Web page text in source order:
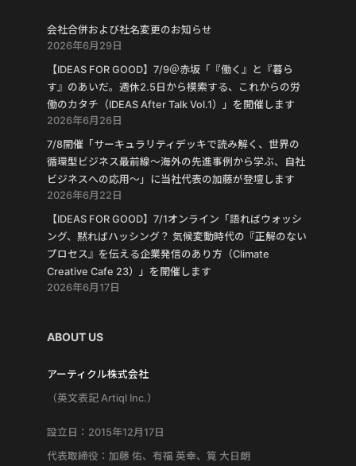
会社合併および社名変更のお知らせ
2026年6月29日
【IDEAS FOR GOOD】7/9＠赤坂「『働く』と『暮ら
す』のあいだ。週休2.5日から模索する、これからの労
働のカタチ（IDEAS After Talk Vol.1）」を開催します
2026年6月26日
7/8開催「サーキュラリティデッキで読み解く、世界の
循環型ビジネス最前線〜海外の先進事例から学ぶ、自社
ビジネスへの応用〜」に当社代表の加藤が登壇します
2026年6月22日
【IDEAS FOR GOOD】7/1オンライン「語ればウォッシ
ング、黙ればハッシング？ 気候変動時代の『正解のない
プロセス』を伝える企業発信のあり方（Climate
Creative Cafe 23）」を開催します
2026年6月17日
ABOUT US
アーティクル株式会社
（英文表記 Artiql Inc.）
設立日：2015年12月17日
代表取締役：加藤 佑、有福 英幸、筧 大日朗